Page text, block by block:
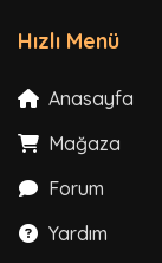
Hızlı Menü
Anasayfa
Mağaza
Forum
Yardım